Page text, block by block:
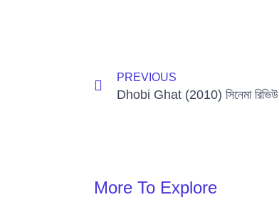
PREVIOUS
Dhobi Ghat (2010) সিনেমা রিভিউ
More To Explore